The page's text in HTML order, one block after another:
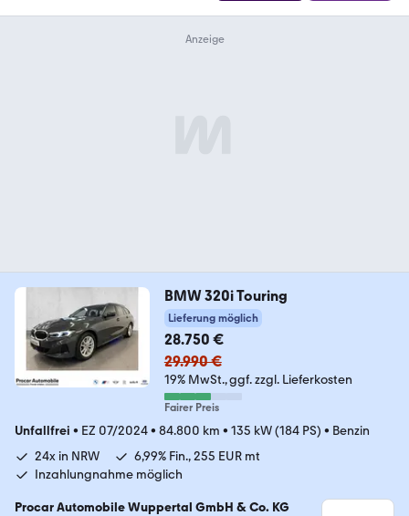
BMW 320i Touring
Lieferung möglich
28.750 €
29.990 €
19% MwSt. ggf. zzgl. Lieferkosten
Fairer Preis
Unfallfrei • EZ 07/2024• 84.800 km • 135 kW (184 PS) • Benzin
24x in NRW
6,99% Fin., 255 EUR mt
Inzahlungnahme möglich
Procar Automobile Wuppertal GmbH & Co. KG